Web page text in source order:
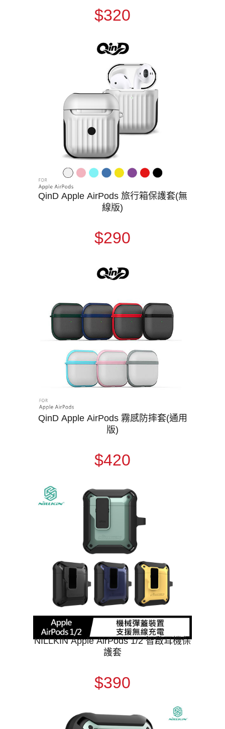
$320
QinD Apple AirPods 旅行箱保護套(無
線版)
$290
QinD Apple AirPods 霧感防摔套(通用
版)
$420
NILLKIN Apple AirPods 1/2 智啟耳機保
護套
$390